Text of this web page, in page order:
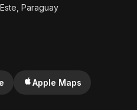
Paraguay
Apple Maps